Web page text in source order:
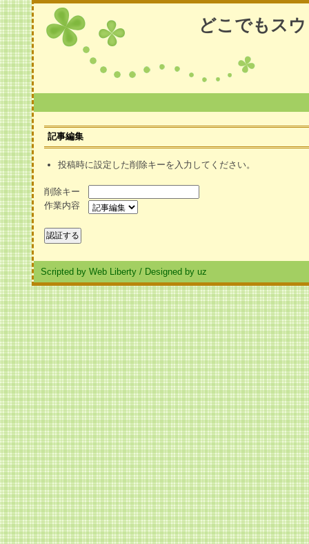
どこでもス
記事編集
投稿時に設定した削除キーを入力してください。
削除キー
作業内容
Scripted by Web Liberty / Designed by uz